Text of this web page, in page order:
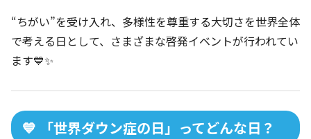
“ちがい”を受け入れ、多様性を尊重する大切さを世界全体
で考える日として、さまざまな啓発イベントが行われてい
ます💙✨
💙 「世界ダウン症の日」ってどんな日？